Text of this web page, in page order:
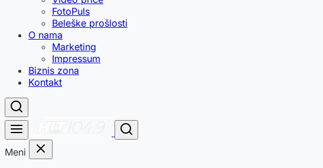
FotoPuls
Beleške prošlosti
O nama
Marketing
Impressum
Biznis zona
Kontakt
Meni